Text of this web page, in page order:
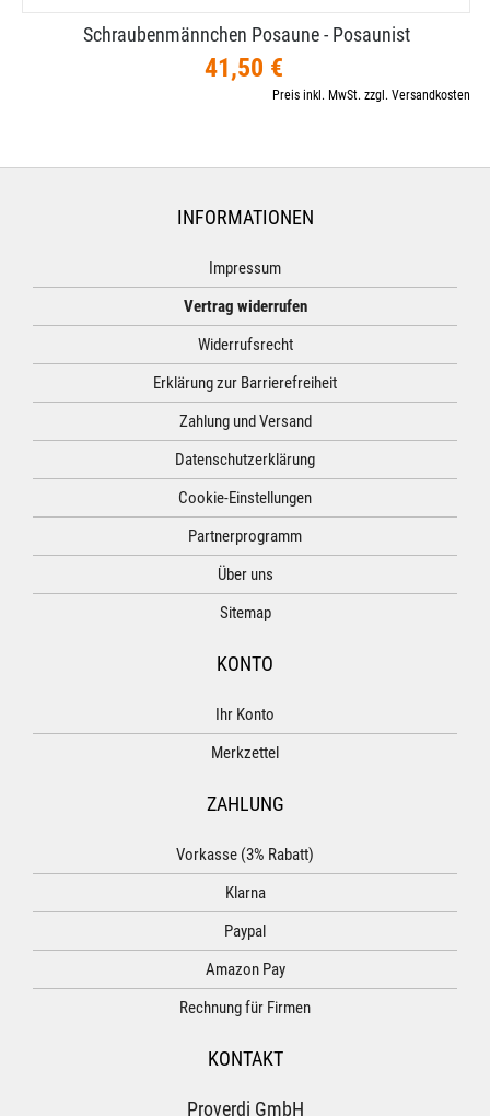
Schraubenmännchen Posaune - Posaunist
41,50 €
Preis inkl. MwSt. zzgl. Versandkosten
INFORMATIONEN
Impressum
Vertrag widerrufen
Widerrufsrecht
Erklärung zur Barrierefreiheit
Zahlung und Versand
Datenschutzerklärung
Cookie-Einstellungen
Partnerprogramm
Über uns
Sitemap
KONTO
Ihr Konto
Merkzettel
ZAHLUNG
Vorkasse (3% Rabatt)
Klarna
Paypal
Amazon Pay
Rechnung für Firmen
KONTAKT
Proverdi GmbH